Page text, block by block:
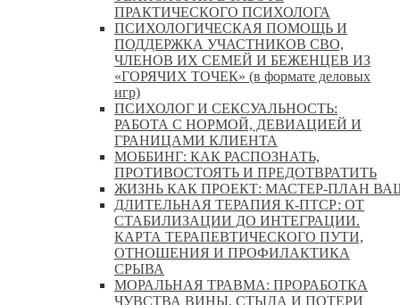
ПРАКТИЧЕСКОГО ПСИХОЛОГА
ПСИХОЛОГИЧЕСКАЯ ПОМОЩЬ И
ПОДДЕРЖКА УЧАСТНИКОВ СВО,
ЧЛЕНОВ ИХ СЕМЕЙ И БЕЖЕНЦЕВ ИЗ
«ГОРЯЧИХ ТОЧЕК» (в формате деловых
игр)
ПСИХОЛОГ И СЕКСУАЛЬНОСТЬ:
РАБОТА С НОРМОЙ, ДЕВИАЦИЕЙ И
ГРАНИЦАМИ КЛИЕНТА
МОББИНГ: КАК РАСПОЗНАТЬ,
ПРОТИВОСТОЯТЬ И ПРЕДОТВРАТИТЬ
ЖИЗНЬ КАК ПРОЕКТ: МАСТЕР‑ПЛАН
ДЛИТЕЛЬНАЯ ТЕРАПИЯ К-ПТСР: ОТ
СТАБИЛИЗАЦИИ ДО ИНТЕГРАЦИИ.
КАРТА ТЕРАПЕВТИЧЕСКОГО ПУТИ,
ОТНОШЕНИЯ И ПРОФИЛАКТИКА
СРЫВА
МОРАЛЬНАЯ ТРАВМА: ПРОРАБОТКА
ЧУВСТВА ВИНЫ, СТЫДА И ПОТЕРИ